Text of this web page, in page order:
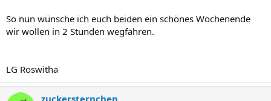
So nun wünsche ich euch beiden ein schönes Wochenende
wir wollen in 2 Stunden wegfahren.
LG Roswitha
zuckersternchen